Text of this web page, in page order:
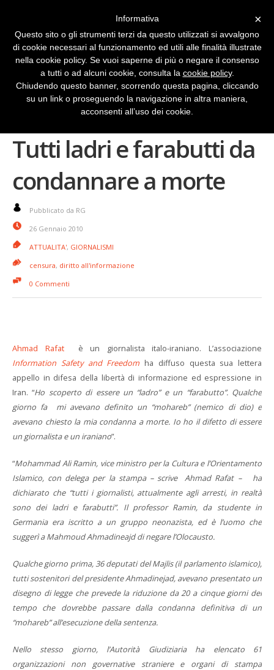
I giornalisti iraniani?
Tutti ladri e farabutti da
condannare a morte
Pubblicato da RG
26 Gennaio 2010
ATTUALITA', GIORNALISMI
censura, diritto all'informazione
0 Commenti
Ahmad Rafat
è un giornalista italo-iraniano. L’associazione
Information Safety and Freedom ha diffuso questa sua lettera
appello in difesa della libertà di informazione ed espressione in
Iran. “Ho scoperto di essere un “ladro” e un “farabutto”. Qualche
giorno fa mi avevano definito un “mohareb” (nemico di dio) e
avevano chiesto la mia condanna a morte. Io ho il difetto di essere
un giornalista e un iraniano”.
“Mohammad Ali Ramin, vice ministro per la Cultura e l’Orientamento
Islamico, con delega per la stampa – scrive Ahmad Rafat – ha
dichiarato che “tutti i giornalisti, attualmente agli arresti, in realtà
sono dei ladri e farabutti”. Il professor Ramin, da studente in
Germania era iscritto a un gruppo neonazista, ed è l’uomo che
suggerì a Mahmoud Ahmadineajd di negare l’Olocausto.
Qualche giorno prima, 36 deputati del Majlis (il parlamento islamico),
tutti sostenitori del presidente Ahmadinejad, avevano presentato un
disegno di legge che prevede la riduzione da 20 a cinque giorni del
tempo che dovrebbe passare dalla condanna definitiva di un
“mohareb” all’esecuzione della sentenza.
Nello stesso giorno, l’Autorità Giudiziaria ha elencato 61
organizzazioni non governative straniere e organi di stampa
×
Informativa
Questo sito o gli strumenti terzi da questo utilizzati si avvalgono
di cookie necessari al funzionamento ed utili alle finalità illustrate
nella cookie policy. Se vuoi saperne di più o negare il consenso
a tutti o ad alcuni cookie, consulta la cookie policy.
Chiudendo questo banner, scorrendo questa pagina, cliccando
su un link o proseguendo la navigazione in altra maniera,
acconsenti all’uso dei cookie.